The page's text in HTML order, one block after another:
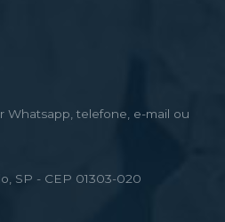
Whatsapp, telefone, e-mail ou
SP - CEP 01303-020